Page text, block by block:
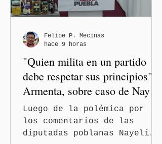
"Quien milita en un partido
debe respetar sus principios":
Armenta, sobre caso de Nayeli
Salvatori y Graciela Palomares
Luego de la polémica por
los comentarios de las
diputadas poblanas Nayeli
Felipe P. Mecinas
hace 9 horas